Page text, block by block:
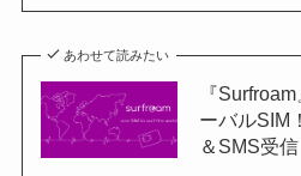
あわせて読みたい
『
ーバルSIM
＆SMS受信